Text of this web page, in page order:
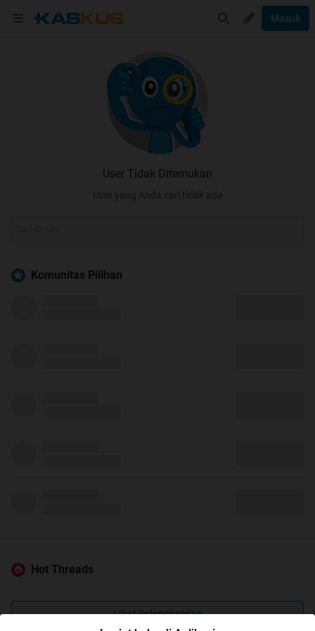
Masuk
User Tidak Ditemukan
User yang Anda cari tidak ada
Komunitas Pilihan
Hot Threads
Lihat Selengkapnya